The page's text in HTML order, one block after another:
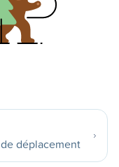
déplacement